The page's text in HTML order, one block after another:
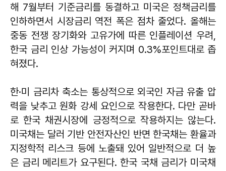
해 7월부터 기준금리를 동결하고 미국은 정책금리를
인하하면서 시장금리 역전 폭은 점차 줄었다. 올해는
중동 전쟁 장기화와 고유가에 따른 인플레이션 우려,
한국 금리 인상 가능성이 커지며 0.3%포인트대로 좁
혀졌다.
한·미 금리차 축소는 통상적으로 외국인 자금 유출 압
력을 낮추고 원화 강세 요인으로 작용한다. 다만 곧바
로 한국 채권시장에 긍정적으로 작용하지는 않는다.
미국채는 달러 기반 안전자산인 반면 한국채는 환율과
지정학적 리스크 등에 노출돼 있어 일반적으로 더 높
은 금리 메리트가 요구된다. 한국 국채 금리가 미국채